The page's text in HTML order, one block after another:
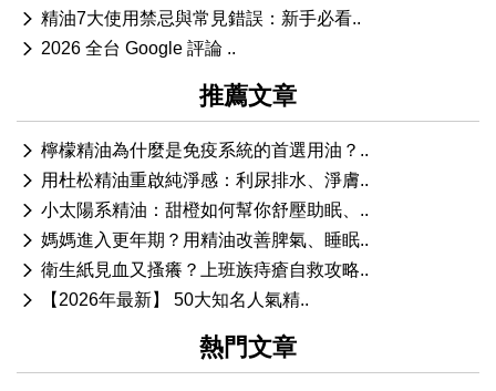
精油7大使用禁忌與常見錯誤：新手必看..
2026 全台 Google 評論 ..
推薦文章
檸檬精油為什麼是免疫系統的首選用油？..
用杜松精油重啟純淨感：利尿排水、淨膚..
小太陽系精油：甜橙如何幫你舒壓助眠、..
媽媽進入更年期？用精油改善脾氣、睡眠..
衛生紙見血又搔癢？上班族痔瘡自救攻略..
【2026年最新】 50大知名人氣精..
熱門文章